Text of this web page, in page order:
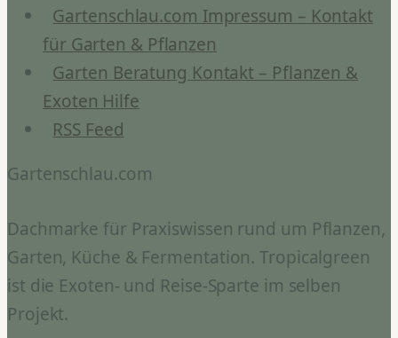
Gartenschlau.com Impressum – Kontakt
für Garten & Pflanzen
Garten Beratung Kontakt – Pflanzen &
Exoten Hilfe
RSS Feed
Gartenschlau.com
Dachmarke für Praxiswissen rund um Pflanzen,
Garten, Küche & Fermentation. Tropicalgreen
ist die Exoten- und Reise-Sparte im selben
Projekt.